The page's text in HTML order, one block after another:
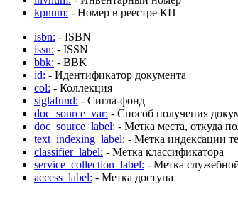
kpnum: - Номер в реестре КП
isbn: - ISBN
issn: - ISSN
bbk: - BBK
id: - Идентификатор документа
col: - Коллекция
siglafund: - Сигла-фонд
doc_source_var: - Способ получения
doc_source_label: - Метка места, откуда
text_indexing_label: - Метка индексации
classifier_label: - Метка классификатора
service_collection_label: - Метка
access_label: - Метка доступа